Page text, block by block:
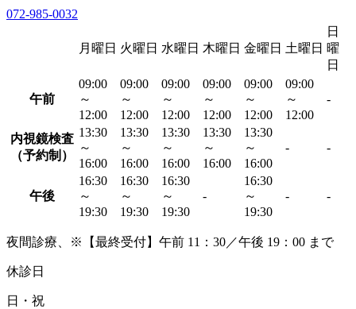
072-985-0032
月曜日 火曜日 水曜日 木曜日 金曜日 土曜日
日
曜
日
午前
09:00
～
12:00
09:00
～
12:00
09:00
～
12:00
09:00
～
12:00
09:00
～
12:00
09:00
～
12:00
-
内視鏡検査
（予約制）
13:30
～
16:00
13:30
～
16:00
13:30
～
16:00
13:30
～
16:00
13:30
～
16:00
- -
午後
16:30
～
19:30
16:30
～
19:30
16:30
～
19:30
-
16:30
～
19:30
- -
夜間診療、※【最終受付】午前 11：30／午後 19：00 まで
休診日
日・祝